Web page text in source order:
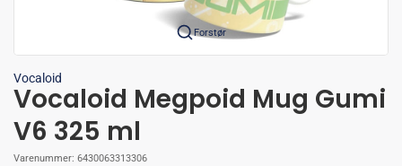
Forstør
Vocaloid
Vocaloid Megpoid Mug Gumi
V6 325 ml
Varenummer: 6430063313306